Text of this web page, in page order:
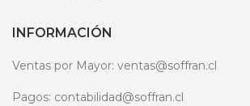
INFORMACIÓN
Ventas por Mayor: ventas@soffran.cl
Pagos: contabilidad@soffran.cl